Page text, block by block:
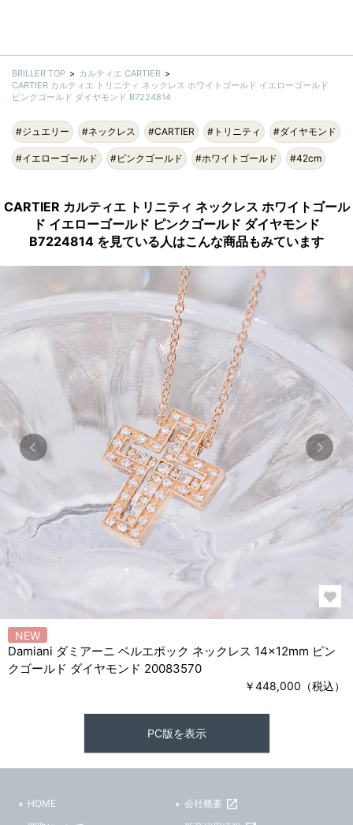
BRILLER TOP
カルティエ CARTIER
CARTIER カルティエ トリニティ ネックレス ホワイトゴールド イエローゴールド
ピンクゴールド ダイヤモンド B7224814
#ジュエリー #ネックレス #CARTIER #トリニティ #ダイヤモンド
#イエローゴールド #ピンクゴールド #ホワイトゴールド #42cm
CARTIER カルティエ トリニティ ネックレス ホワイトゴール
ド イエローゴールド ピンクゴールド ダイヤモンド
B7224814 を見ている人はこんな商品もみています
NEW
Damiani ダミアーニ ベルエポック ネックレス 14×12mm ピン
クゴールド ダイヤモンド 20083570
￥448,000（税込）
PC版を表示
HOME
会社概要